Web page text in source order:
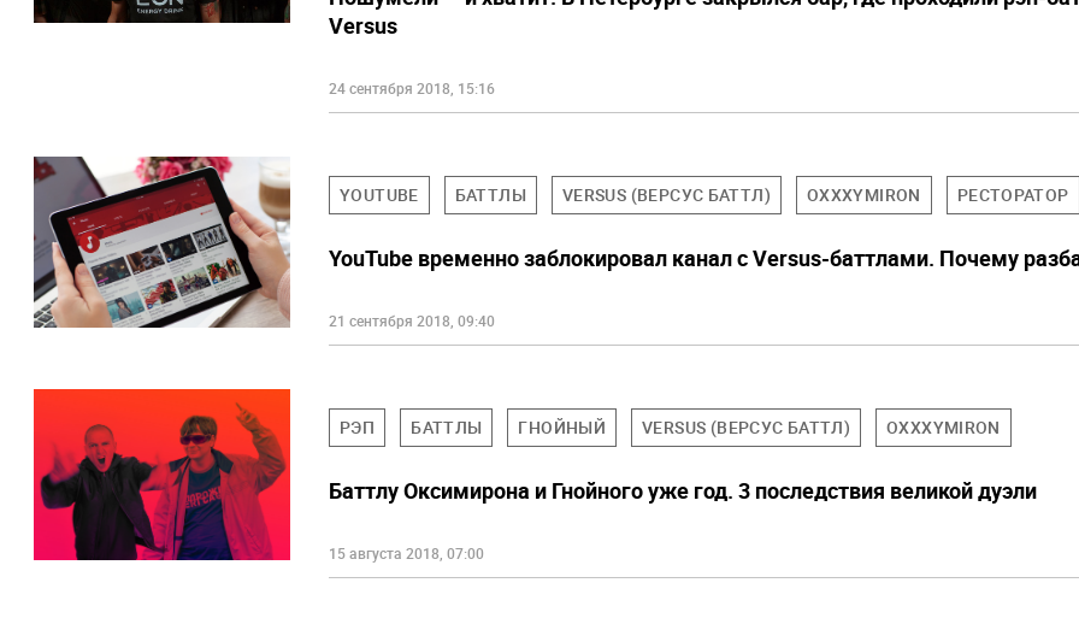
Versus
24 сентября 2018, 15:16
YOUTUBE БАТТЛЫ VERSUS (ВЕРСУС БАТТЛ) OXXXYMIRON РЕСТОРАТОР
YouTube временно заблокировал канал с Versus-баттлами. Почему
21 сентября 2018, 09:40
РЭП БАТТЛЫ ГНОЙНЫЙ VERSUS (ВЕРСУС БАТТЛ) OXXXYMIRON
Баттлу Оксимирона и Гнойного уже год. 3 последствия великой дуэли
15 августа 2018, 07:00